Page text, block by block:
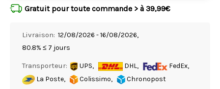
Gratuit pour toute commande > à 39,99€
Livraison: 12/08/2026 - 16/08/2026,
80.8% ≤ 7 jours
Transporteur: UPS, DHL,
FedEx,
La Poste,
Colissimo, Chronopost